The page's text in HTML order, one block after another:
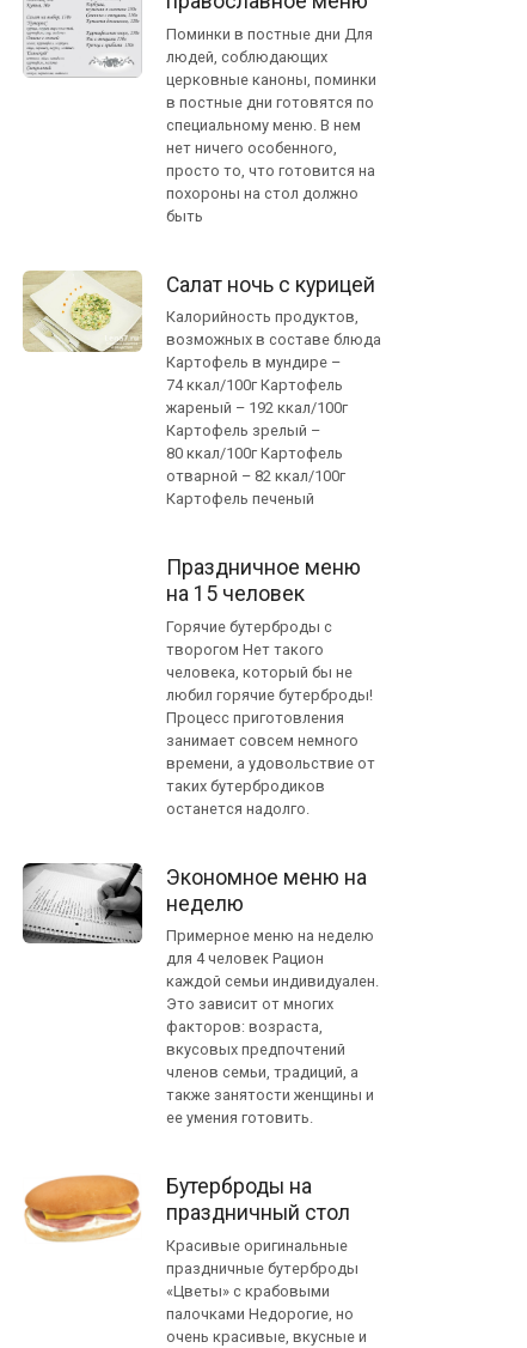
Поминки в постные дни Для
людей, соблюдающих
церковные каноны, поминки
в постные дни готовятся по
специальному меню. В нем
нет ничего особенного,
просто то, что готовится на
похороны на стол должно
быть
Салат ночь с курицей
Калорийность продуктов,
возможных в составе блюда
Картофель в мундире –
74 ккал/100г Картофель
жареный – 192 ккал/100г
Картофель зрелый –
80 ккал/100г Картофель
отварной – 82 ккал/100г
Картофель печеный
Праздничное меню
на 15 человек
Горячие бутерброды с
творогом Нет такого
человека, который бы не
любил горячие бутерброды!
Процесс приготовления
занимает совсем немного
времени, а удовольствие от
таких бутербродиков
останется надолго.
Экономное меню на
неделю
Примерное меню на неделю
для 4 человек Рацион
каждой семьи индивидуален.
Это зависит от многих
факторов: возраста,
вкусовых предпочтений
членов семьи, традиций, а
также занятости женщины и
ее умения готовить.
Бутерброды на
праздничный стол
Красивые оригинальные
праздничные бутерброды
«Цветы» с крабовыми
палочками Недорогие, но
очень красивые, вкусные и